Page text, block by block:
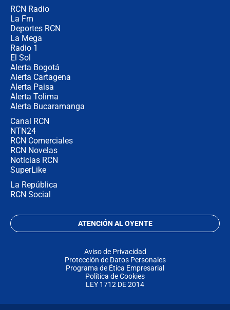
RCN Radio
La Fm
Deportes RCN
La Mega
Radio 1
El Sol
Alerta Bogotá
Alerta Cartagena
Alerta Paisa
Alerta Tolima
Alerta Bucaramanga
Canal RCN
NTN24
RCN Comerciales
RCN Novelas
Noticias RCN
SuperLike
La República
RCN Social
ATENCIÓN AL OYENTE
Aviso de Privacidad
Protección de Datos Personales
Programa de Ética Empresarial
Política de Cookies
LEY 1712 DE 2014